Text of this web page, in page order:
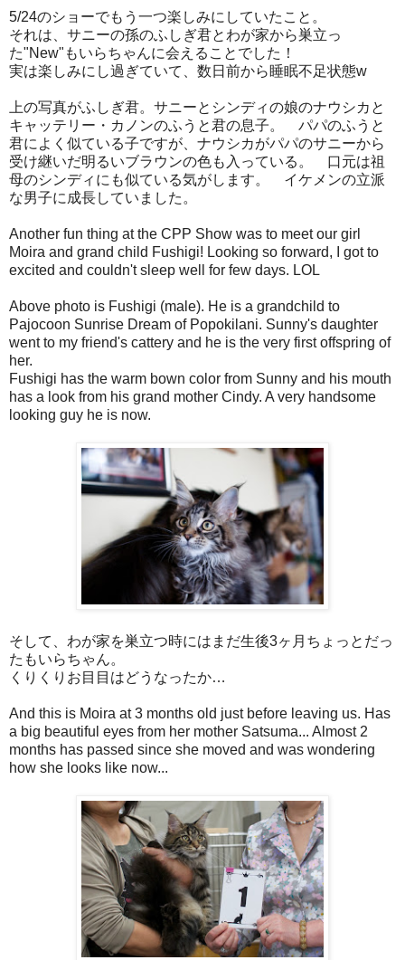
5/24のショーでもう一つ楽しみにしていたこと。
それは、サニーの孫のふしぎ君とわが家から巣立っ
た"New"もいらちゃんに会えることでした！
実は楽しみにし過ぎていて、数日前から睡眠不足状態w
上の写真がふしぎ君。サニーとシンディの娘のナウシカと
キャッテリー・カノンのふうと君の息子。 パパのふうと
君によく似ている子ですが、ナウシカがパパのサニーから
受け継いだ明るいブラウンの色も入っている。 口元は祖
母のシンディにも似ている気がします。 イケメンの立派
な男子に成長していました。
Another fun thing at the CPP Show was to meet our girl
Moira and grand child Fushigi! Looking so forward, I got to
excited and couldn't sleep well for few days. LOL
Above photo is Fushigi (male). He is a grandchild to
Pajocoon Sunrise Dream of Popokilani. Sunny's daughter
went to my friend's cattery and he is the very first offspring of
her.
Fushigi has the warm bown color from Sunny and his mouth
has a look from his grand mother Cindy. A very handsome
looking guy he is now.
そして、わが家を巣立つ時にはまだ生後3ヶ月ちょっとだっ
たもいらちゃん。
くりくりお目目はどうなったか…
And this is Moira at 3 months old just before leaving us. Has
a big beautiful eyes from her mother Satsuma... Almost 2
months has passed since she moved and was wondering
how she looks like now...